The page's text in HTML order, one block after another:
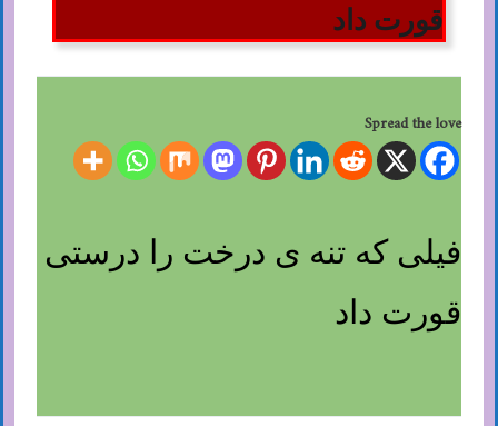
قورت داد
Spread the love
فیلی که تنه ی درخت را درستی
قورت داد